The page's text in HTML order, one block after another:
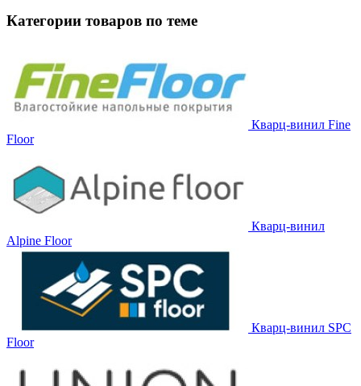
Категории товаров по теме
Кварц-винил Fine
Floor
Кварц-винил
Alpine Floor
Кварц-винил SPC
Floor